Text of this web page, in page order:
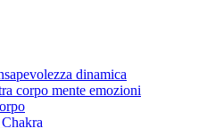
dinamica
corpo mente emozioni